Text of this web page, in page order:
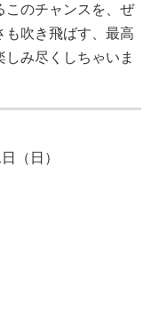
のチャンスを、ぜ
も吹き飛ばす、最高
み尽くしちゃいま
（日）